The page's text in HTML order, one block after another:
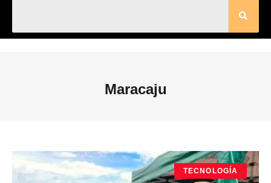
Maracaju
TECNOLOGÍA